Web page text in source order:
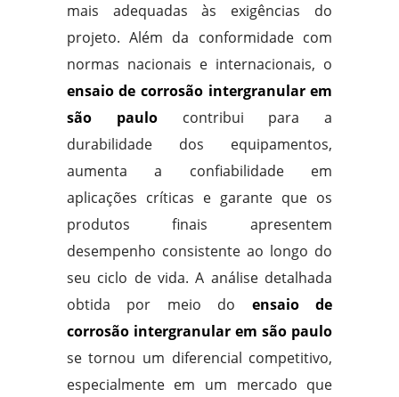
mais adequadas às exigências do
projeto. Além da conformidade com
normas nacionais e internacionais, o
ensaio de corrosão intergranular em
são paulocontribui para a
durabilidade dos equipamentos,
aumenta a confiabilidade em
aplicações críticas e garante que os
produtos finais apresentem
desempenho consistente ao longo do
seu ciclo de vida. A análise detalhada
obtida por meio do ensaio de
corrosão intergranular em são paulo
se tornou um diferencial competitivo,
especialmente em um mercado que